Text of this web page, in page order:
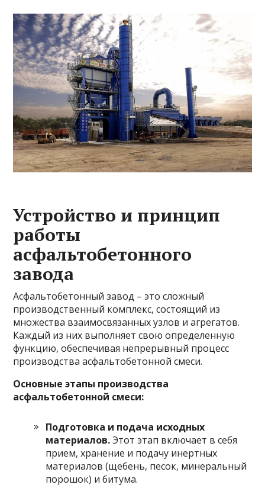
Устройство и принцип
работы
асфальтобетонного
завода
Асфальтобетонный завод – это сложный
производственный комплекс, состоящий из
множества взаимосвязанных узлов и агрегатов.
Каждый из них выполняет свою определенную
функцию, обеспечивая непрерывный процесс
производства асфальтобетонной смеси.
Основные этапы производства
асфальтобетонной смеси:
Подготовка и подача исходных
материалов.Этот этап включает в себя
прием, хранение и подачу инертных
материалов (щебень, песок, минеральный
порошок) и битума.